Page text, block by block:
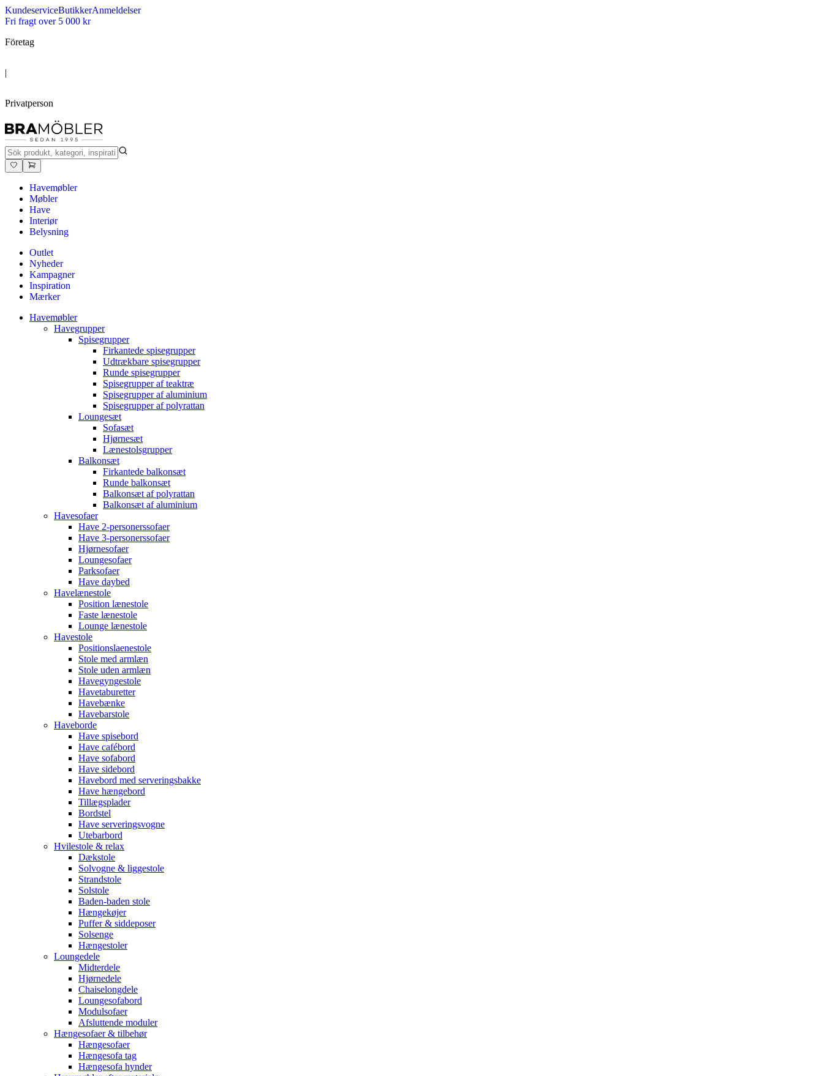
KundeserviceButikkerAnmeldelser
Fri fragt over 5 000 kr
Företag
|
Privatperson
Havemøbler
Møbler
Have
Interiør
Belysning
Outlet
Nyheder
Kampagner
Inspiration
Mærker
Havemøbler
Havegrupper
Spisegrupper
Firkantede spisegrupper
Udtrækbare spisegrupper
Runde spisegrupper
Spisegrupper af teaktræ
Spisegrupper af aluminium
Spisegrupper af polyrattan
Loungesæt
Sofasæt
Hjørnesæt
Lænestolsgrupper
Balkonsæt
Firkantede balkonsæt
Runde balkonsæt
Balkonsæt af polyrattan
Balkonsæt af aluminium
Havesofaer
Have 2-personerssofaer
Have 3-personerssofaer
Hjørnesofaer
Loungesofaer
Parksofaer
Have daybed
Havelænestole
Position lænestole
Faste lænestole
Lounge lænestole
Havestole
Positionslaenestole
Stole med armlæn
Stole uden armlæn
Havegyngestole
Havetaburetter
Havebænke
Havebarstole
Haveborde
Have spisebord
Have cafébord
Have sofabord
Have sidebord
Havebord med serveringsbakke
Have hængebord
Tillægsplader
Bordstel
Have serveringsvogne
Utebarbord
Hvilestole & relax
Dækstole
Solvogne & liggestole
Strandstole
Solstole
Baden-baden stole
Hængekøjer
Puffer & siddeposer
Solsenge
Hængestoler
Loungedele
Midterdele
Hjørnedele
Chaiselongdele
Loungesofabord
Modulsofaer
Afsluttende moduler
Hængesofaer & tilbehør
Hængesofaer
Hængesofa tag
Hængesofa hynder